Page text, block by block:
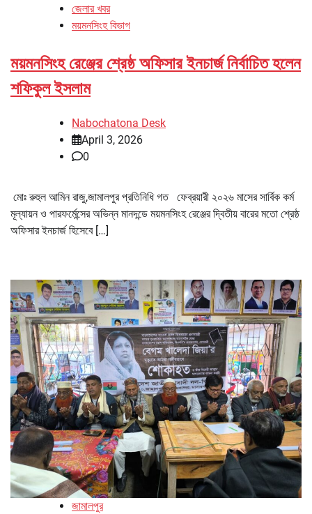
জেলার খবর
ময়মনসিংহ বিভাগ
ময়মনসিংহ রেঞ্জের শ্রেষ্ঠ অফিসার ইনচার্জ নির্বাচিত হলেন
শফিকুল ইসলাম
Nabochatona Desk
April 3, 2026
0
মোঃ রুহুল আমিন রাজু,জামালপুর প্রতিনিধি গত ফেব্রয়ারী ২০২৬ মাসের সার্বিক কর্ম
মূল্যায়ন ও পারফর্মেন্সের অভিন্ন মানদন্ডে ময়মনসিংহ রেঞ্জের দ্বিতীয় বারের মতো শ্রেষ্ঠ
অফিসার ইনচার্জ হিসেবে […]
জামালপুর